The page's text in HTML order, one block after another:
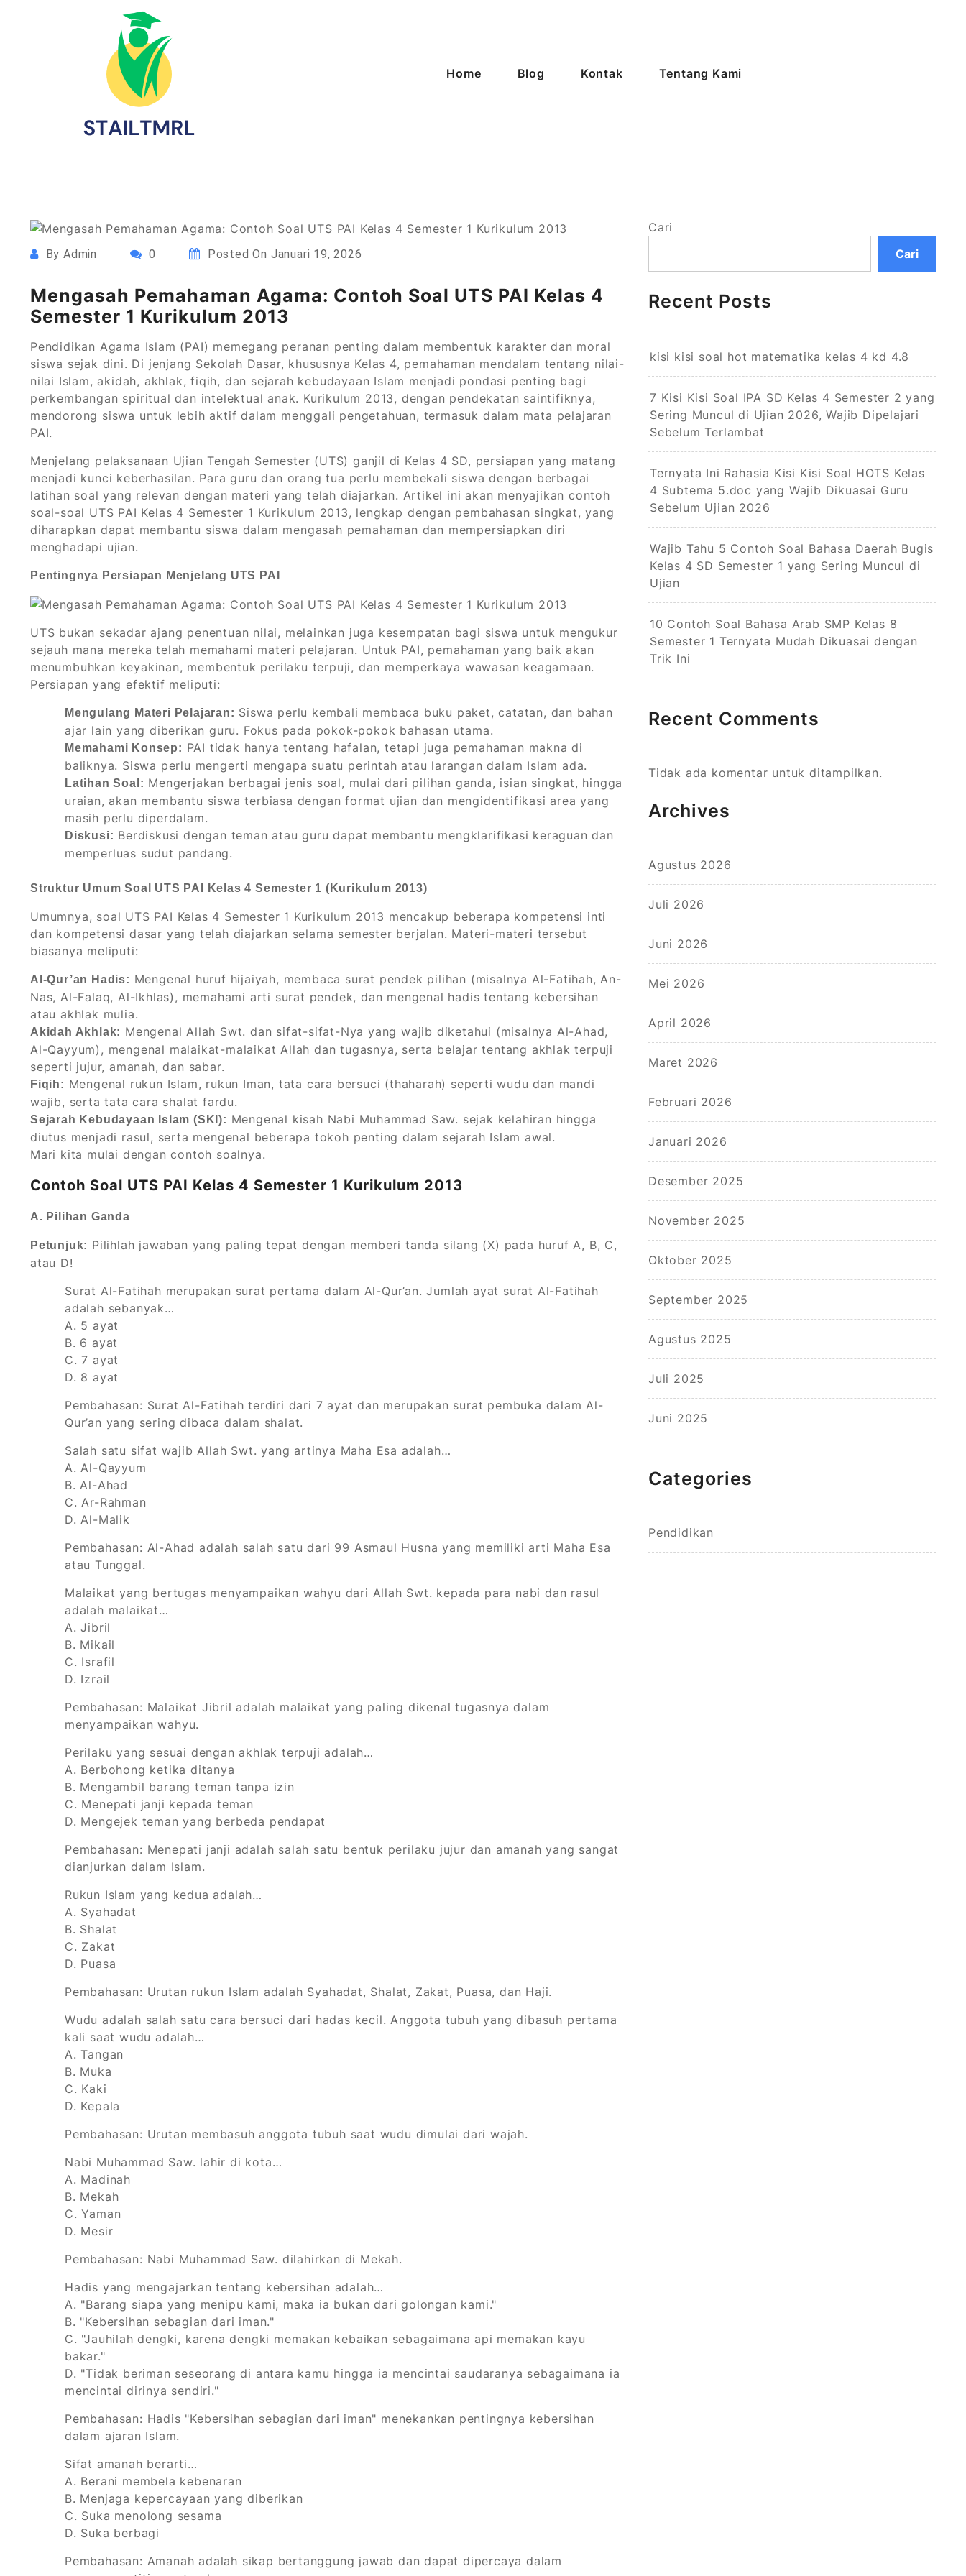
Home Blog Kontak Tentang Kami
ByAdmin 0 Posted On Januari 19, 2026
Mengasah Pemahaman Agama: Contoh Soal UTS PAI Kelas 4
Semester 1 Kurikulum 2013
Pendidikan Agama Islam (PAI) memegang peranan penting dalam membentuk karakter dan moral
siswa sejak dini. Di jenjang Sekolah Dasar, khususnya Kelas 4, pemahaman mendalam tentang nilai-
nilai Islam, akidah, akhlak, fiqih, dan sejarah kebudayaan Islam menjadi pondasi penting bagi
perkembangan spiritual dan intelektual anak. Kurikulum 2013, dengan pendekatan saintifiknya,
mendorong siswa untuk lebih aktif dalam menggali pengetahuan, termasuk dalam mata pelajaran
PAI.
Menjelang pelaksanaan Ujian Tengah Semester (UTS) ganjil di Kelas 4 SD, persiapan yang matang
menjadi kunci keberhasilan. Para guru dan orang tua perlu membekali siswa dengan berbagai
latihan soal yang relevan dengan materi yang telah diajarkan. Artikel ini akan menyajikan contoh
soal-soal UTS PAI Kelas 4 Semester 1 Kurikulum 2013, lengkap dengan pembahasan singkat, yang
diharapkan dapat membantu siswa dalam mengasah pemahaman dan mempersiapkan diri
menghadapi ujian.
Pentingnya Persiapan Menjelang UTS PAI
UTS bukan sekadar ajang penentuan nilai, melainkan juga kesempatan bagi siswa untuk mengukur
sejauh mana mereka telah memahami materi pelajaran. Untuk PAI, pemahaman yang baik akan
menumbuhkan keyakinan, membentuk perilaku terpuji, dan memperkaya wawasan keagamaan.
Persiapan yang efektif meliputi:
Mengulang Materi Pelajaran: Siswa perlu kembali membaca buku paket, catatan, dan bahan
ajar lain yang diberikan guru. Fokus pada pokok-pokok bahasan utama.
Memahami Konsep: PAI tidak hanya tentang hafalan, tetapi juga pemahaman makna di
baliknya. Siswa perlu mengerti mengapa suatu perintah atau larangan dalam Islam ada.
Latihan Soal: Mengerjakan berbagai jenis soal, mulai dari pilihan ganda, isian singkat, hingga
uraian, akan membantu siswa terbiasa dengan format ujian dan mengidentifikasi area yang
masih perlu diperdalam.
Diskusi: Berdiskusi dengan teman atau guru dapat membantu mengklarifikasi keraguan dan
memperluas sudut pandang.
Struktur Umum Soal UTS PAI Kelas 4 Semester 1 (Kurikulum 2013)
Umumnya, soal UTS PAI Kelas 4 Semester 1 Kurikulum 2013 mencakup beberapa kompetensi inti
dan kompetensi dasar yang telah diajarkan selama semester berjalan. Materi-materi tersebut
biasanya meliputi:
Al-Qur’an Hadis: Mengenal huruf hijaiyah, membaca surat pendek pilihan (misalnya Al-Fatihah, An-
Nas, Al-Falaq, Al-Ikhlas), memahami arti surat pendek, dan mengenal hadis tentang kebersihan
atau akhlak mulia.
Akidah Akhlak: Mengenal Allah Swt. dan sifat-sifat-Nya yang wajib diketahui (misalnya Al-Ahad,
Al-Qayyum), mengenal malaikat-malaikat Allah dan tugasnya, serta belajar tentang akhlak terpuji
seperti jujur, amanah, dan sabar.
Fiqih: Mengenal rukun Islam, rukun Iman, tata cara bersuci (thaharah) seperti wudu dan mandi
wajib, serta tata cara shalat fardu.
Sejarah Kebudayaan Islam (SKI): Mengenal kisah Nabi Muhammad Saw. sejak kelahiran hingga
diutus menjadi rasul, serta mengenal beberapa tokoh penting dalam sejarah Islam awal.
Mari kita mulai dengan contoh soalnya.
Contoh Soal UTS PAI Kelas 4 Semester 1 Kurikulum 2013
A. Pilihan Ganda
Petunjuk: Pilihlah jawaban yang paling tepat dengan memberi tanda silang (X) pada huruf A, B, C,
atau D!
Surat Al-Fatihah merupakan surat pertama dalam Al-Qur’an. Jumlah ayat surat Al-Fatihah
adalah sebanyak…
A. 5 ayat
B. 6 ayat
C. 7 ayat
D. 8 ayat
Pembahasan: Surat Al-Fatihah terdiri dari 7 ayat dan merupakan surat pembuka dalam Al-
Qur’an yang sering dibaca dalam shalat.
Salah satu sifat wajib Allah Swt. yang artinya Maha Esa adalah…
A. Al-Qayyum
B. Al-Ahad
C. Ar-Rahman
D. Al-Malik
Pembahasan: Al-Ahad adalah salah satu dari 99 Asmaul Husna yang memiliki arti Maha Esa
atau Tunggal.
Malaikat yang bertugas menyampaikan wahyu dari Allah Swt. kepada para nabi dan rasul
adalah malaikat…
A. Jibril
B. Mikail
C. Israfil
D. Izrail
Pembahasan: Malaikat Jibril adalah malaikat yang paling dikenal tugasnya dalam
menyampaikan wahyu.
Perilaku yang sesuai dengan akhlak terpuji adalah…
A. Berbohong ketika ditanya
B. Mengambil barang teman tanpa izin
C. Menepati janji kepada teman
D. Mengejek teman yang berbeda pendapat
Pembahasan: Menepati janji adalah salah satu bentuk perilaku jujur dan amanah yang sangat
dianjurkan dalam Islam.
Rukun Islam yang kedua adalah…
A. Syahadat
B. Shalat
C. Zakat
D. Puasa
Pembahasan: Urutan rukun Islam adalah Syahadat, Shalat, Zakat, Puasa, dan Haji.
Wudu adalah salah satu cara bersuci dari hadas kecil. Anggota tubuh yang dibasuh pertama
kali saat wudu adalah…
A. Tangan
B. Muka
C. Kaki
D. Kepala
Pembahasan: Urutan membasuh anggota tubuh saat wudu dimulai dari wajah.
Nabi Muhammad Saw. lahir di kota…
A. Madinah
B. Mekah
C. Yaman
D. Mesir
Pembahasan: Nabi Muhammad Saw. dilahirkan di Mekah.
Hadis yang mengajarkan tentang kebersihan adalah…
A. "Barang siapa yang menipu kami, maka ia bukan dari golongan kami."
B. "Kebersihan sebagian dari iman."
C. "Jauhilah dengki, karena dengki memakan kebaikan sebagaimana api memakan kayu
bakar."
D. "Tidak beriman seseorang di antara kamu hingga ia mencintai saudaranya sebagaimana ia
mencintai dirinya sendiri."
Pembahasan: Hadis "Kebersihan sebagian dari iman" menekankan pentingnya kebersihan
dalam ajaran Islam.
Sifat amanah berarti…
A. Berani membela kebenaran
B. Menjaga kepercayaan yang diberikan
C. Suka menolong sesama
D. Suka berbagi
Pembahasan: Amanah adalah sikap bertanggung jawab dan dapat dipercaya dalam
Cari
Cari
Recent Posts
kisi kisi soal hot matematika kelas 4 kd 4.8
7 Kisi Kisi Soal IPA SD Kelas 4 Semester 2 yang
Sering Muncul di Ujian 2026, Wajib Dipelajari
Sebelum Terlambat
Ternyata Ini Rahasia Kisi Kisi Soal HOTS Kelas
4 Subtema 5.doc yang Wajib Dikuasai Guru
Sebelum Ujian 2026
Wajib Tahu 5 Contoh Soal Bahasa Daerah Bugis
Kelas 4 SD Semester 1 yang Sering Muncul di
Ujian
10 Contoh Soal Bahasa Arab SMP Kelas 8
Semester 1 Ternyata Mudah Dikuasai dengan
Trik Ini
Recent Comments
Tidak ada komentar untuk ditampilkan.
Archives
Agustus 2026
Juli 2026
Juni 2026
Mei 2026
April 2026
Maret 2026
Februari 2026
Januari 2026
Desember 2025
November 2025
Oktober 2025
September 2025
Agustus 2025
Juli 2025
Juni 2025
Categories
Pendidikan